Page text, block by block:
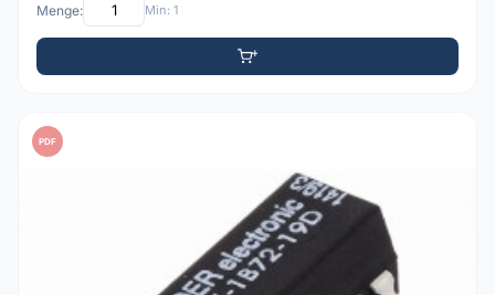
Menge: Min: 1
PDF